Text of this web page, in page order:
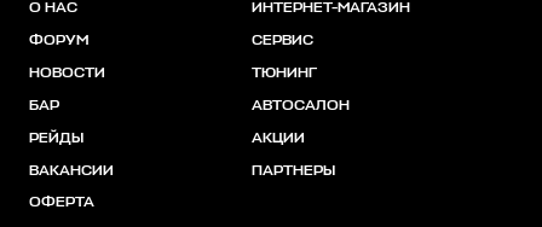
О НАС
ФОРУМ
НОВОСТИ
БАР
РЕЙДЫ
ВАКАНСИИ
ОФЕРТА
ИНТЕРНЕТ-МАГАЗИН
СЕРВИС
ТЮНИНГ
АВТОСАЛОН
АКЦИИ
ПАРТНЕРЫ